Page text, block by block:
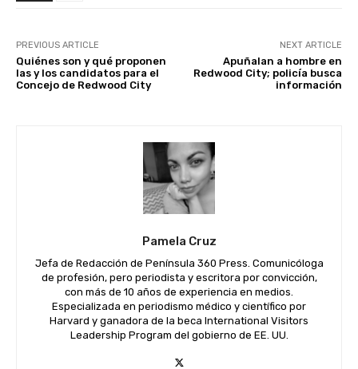
PREVIOUS ARTICLE
Quiénes son y qué proponen
las y los candidatos para el
Concejo de Redwood City
NEXT ARTICLE
Apuñalan a hombre en
Redwood City; policía busca
información
Pamela Cruz
Jefa de Redacción de Península 360 Press. Comunicóloga
de profesión, pero periodista y escritora por convicción,
con más de 10 años de experiencia en medios.
Especializada en periodismo médico y científico por
Harvard y ganadora de la beca International Visitors
Leadership Program del gobierno de EE. UU.